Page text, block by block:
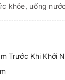
khỏe, uống
Trước Khi Khởi